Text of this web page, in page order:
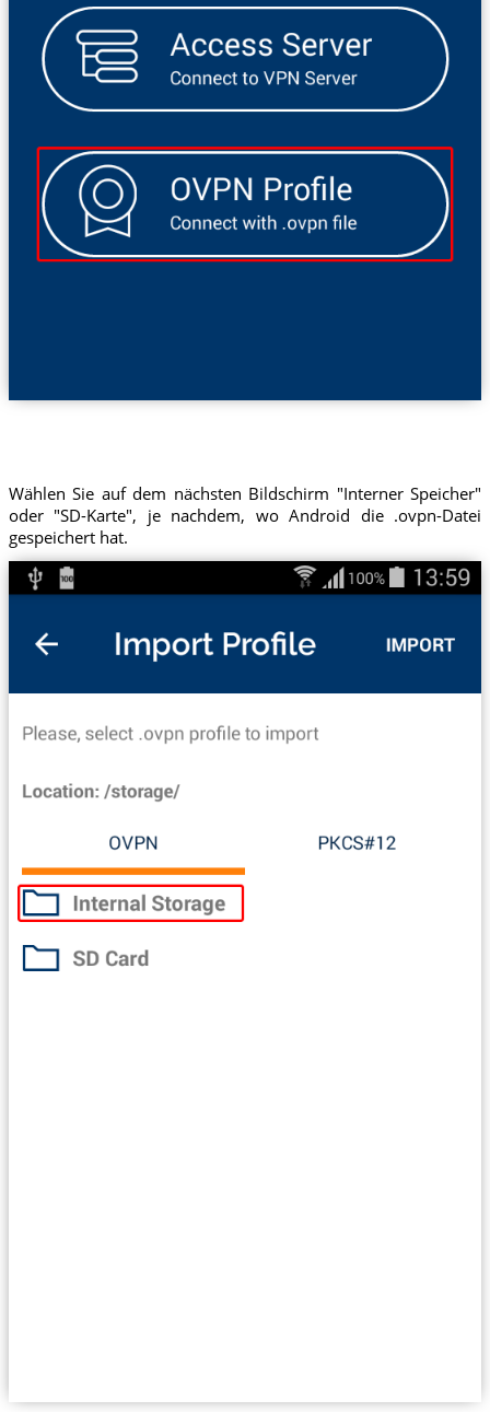
Wählen Sie auf dem nächsten Bildschirm "Interner Speicher"
oder "SD-Karte", je nachdem, wo Android die .ovpn-Datei
gespeichert hat.